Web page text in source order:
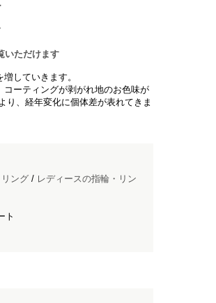
いただけます
していきます。
ーティングが剥がれ地のお色味が
り、経年変化に個体差が表れてきま
ング / レディースの指輪・リン
ト